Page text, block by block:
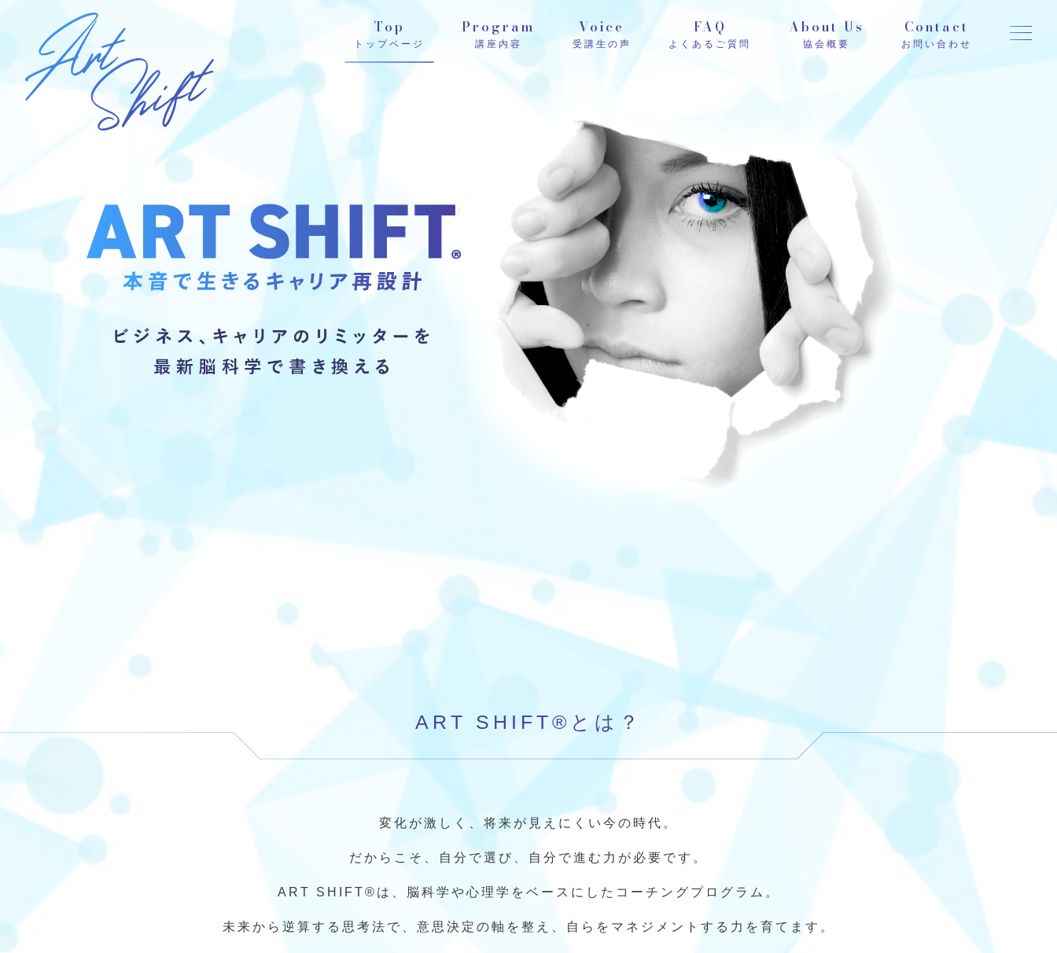
Top
トップページ
Program
講座内容
Voice
受講生の声
FAQ
よくあるご質問
About Us
協会概要
Contact
お問い合わせ
ART SHIFT®とは？
変化が激しく、 将来が見えにくい今の時代。
だからこそ、自分で選び、 自分で進む力が必要です。
ART SHIFT®は、 脳科学や心理学をベースにした コーチングプログラム。
未来から逆算する思考法で、 意思決定の軸を整え、 自らをマネジメントする力を育てます。